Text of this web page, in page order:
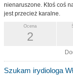
nienaruszone. Ktoś coś
jest przecież karalne.
Ocena
2
Szukam irydiologa